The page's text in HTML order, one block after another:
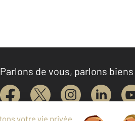
Parlons de vous, parlons biens